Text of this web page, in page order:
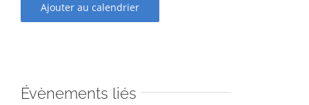
Ajouter au calendrier
Évènements liés